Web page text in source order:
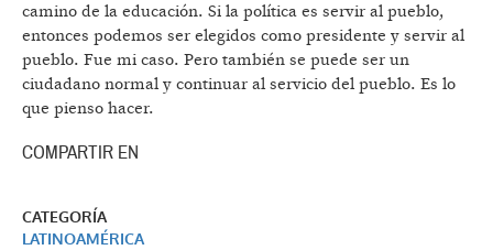
camino de la educación. Si la política es servir al pueblo,
entonces podemos ser elegidos como presidente y servir al
pueblo. Fue mi caso. Pero también se puede ser un
ciudadano normal y continuar al servicio del pueblo. Es lo
que pienso hacer.
COMPARTIR EN
CATEGORÍA
LATINOAMÉRICA